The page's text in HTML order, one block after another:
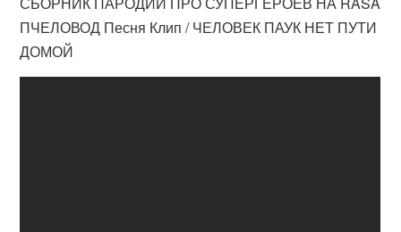
ПЧЕЛОВОД Песня Клип / ЧЕЛОВЕК ПАУК НЕТ ПУТИ
ДОМОЙ